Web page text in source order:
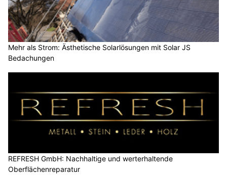
Mehr als Strom: Ästhetische Solarlösungen mit Solar JS
Bedachungen
REFRESH GmbH: Nachhaltige und werterhaltende
Oberflächenreparatur